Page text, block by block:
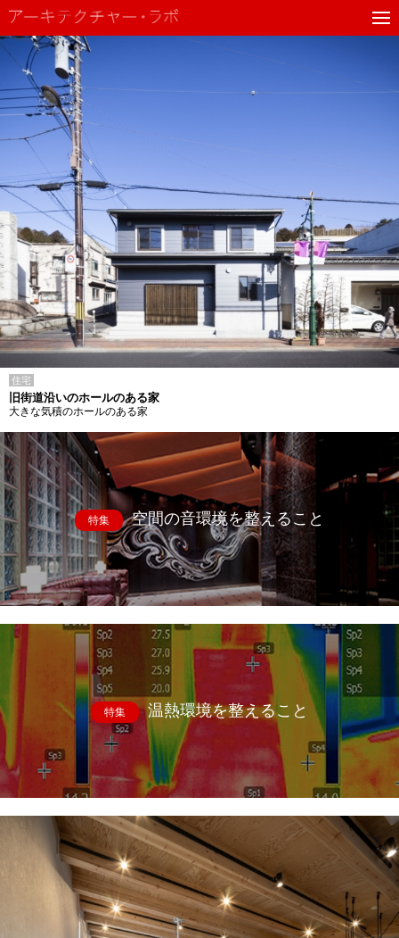
住宅
旧街道沿いのホールのある家
大きな気積のホールのある家
特集 空間の音環境を整えること
特集 温熱環境を整えること